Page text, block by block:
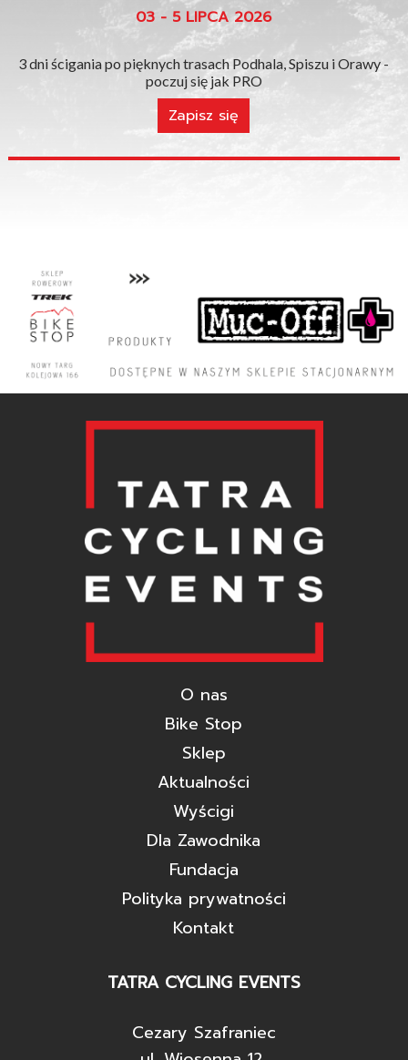
03 - 5 LIPCA 2026
3 dni ścigania po pięknych trasach Podhala, Spiszu i Orawy -
poczuj się jak PRO
Zapisz się
TATRA CYCLING EVENTS
Cezary Szafraniec
O nas
Bike Stop
Sklep
Aktualności
Wyścigi
Dla Zawodnika
Fundacja
Polityka prywatności
Kontakt